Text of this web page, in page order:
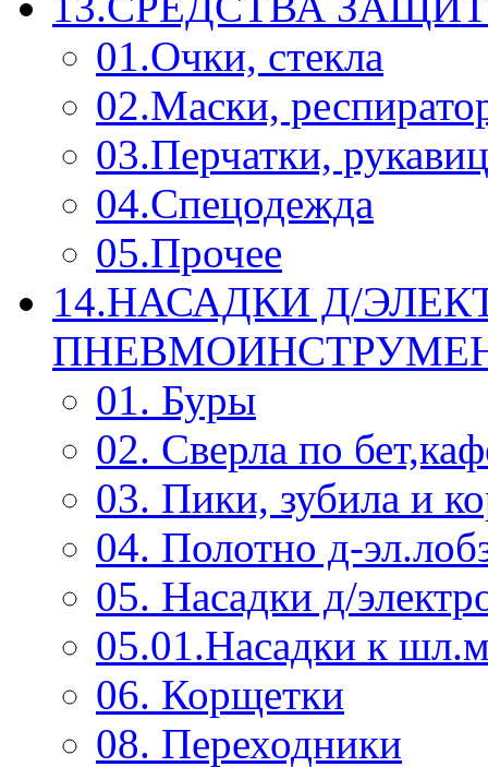
01.Очки, стекла
02.Маски,
03.Перчатки,
04.Спецодежда
05.Прочее
14.НАСАДКИ Д/
01. Буры
02. Сверла по
03. Пики, зубила и
04. Полотно д-
05. Насадки д/
05.01.Насадки к
06. Корщетки
08. Переходники